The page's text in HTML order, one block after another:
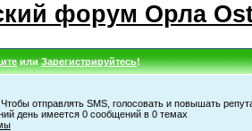
форум Орла
илиЗарегистрируйтесь!
отправлять SMS, голосовать и повышать
день имеется 0 сообщений в 0 темах